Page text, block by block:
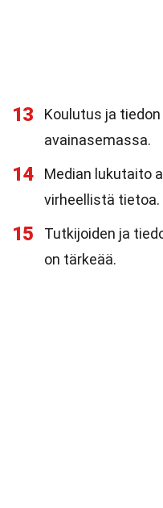
13 Koulutus ja tiedon
avainasemassa.
14
Median lukutaito
virheellistä tietoa.
15
Tutkijoiden ja
on tärkeää.